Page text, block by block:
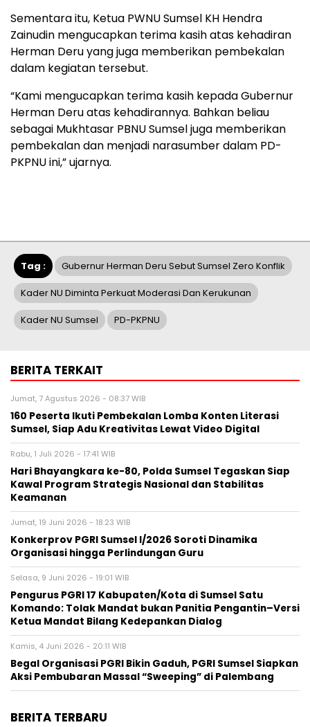
Sementara itu, Ketua PWNU Sumsel KH Hendra
Zainudin mengucapkan terima kasih atas kehadiran
Herman Deru yang juga memberikan pembekalan
dalam kegiatan tersebut.
“Kami mengucapkan terima kasih kepada Gubernur
Herman Deru atas kehadirannya. Bahkan beliau
sebagai Mukhtasar PBNU Sumsel juga memberikan
pembekalan dan menjadi narasumber dalam PD-
PKPNU ini,” ujarnya.
Tag : Gubernur Herman Deru Sebut Sumsel Zero Konflik
Kader NU Diminta Perkuat Moderasi Dan Kerukunan
Kader NU Sumsel PD-PKPNU
BERITA TERKAIT
Jumat, 7 Agustus 2026 - 08:37 WIB
160 Peserta Ikuti Pembekalan Lomba Konten Literasi
Sumsel, Siap Adu Kreativitas Lewat Video Digital ‎
Rabu, 1 Juli 2026 - 17:41 WIB
Hari Bhayangkara ke-80, Polda Sumsel Tegaskan Siap
Kawal Program Strategis Nasional dan Stabilitas
Keamanan ‎
Jumat, 19 Juni 2026 - 18:23 WIB
Konkerprov PGRI Sumsel I/2026 Soroti Dinamika
Organisasi hingga Perlindungan Guru ‎
Selasa, 9 Juni 2026 - 19:01 WIB
Pengurus PGRI 17 Kabupaten/Kota di Sumsel Satu
Komando: Tolak Mandat bukan Panitia Pengantin–Versi
Ketua Mandat Bilang Kedepankan Dialog
Kamis, 4 Juni 2026 - 20:11 WIB
Begal Organisasi PGRI Bikin Gaduh, PGRI Sumsel Siapkan
Aksi Pembubaran Massal “Sweeping” di Palembang
BERITA TERBARU